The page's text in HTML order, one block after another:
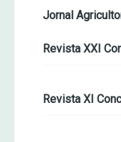
Jornal
Revista XXI
Revista XI